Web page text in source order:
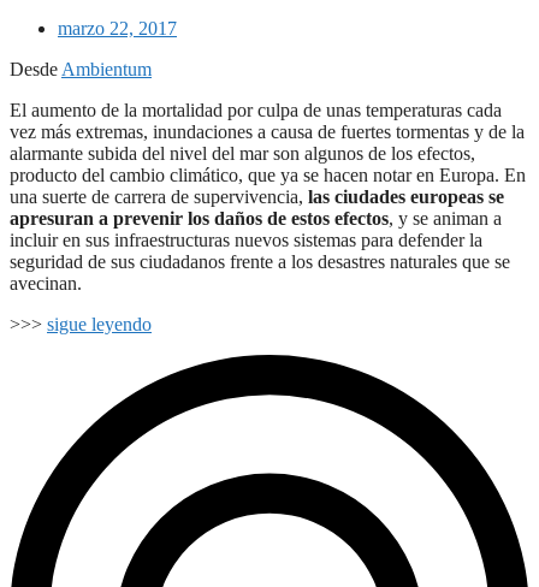
marzo 22, 2017
Desde Ambientum
El aumento de la mortalidad por culpa de unas temperaturas cada
vez más extremas, inundaciones a causa de fuertes tormentas y de la
alarmante subida del nivel del mar son algunos de los efectos,
producto del cambio climático, que ya se hacen notar en Europa. En
una suerte de carrera de supervivencia, las ciudades europeas se
apresuran a prevenir los daños de estos efectos, y se animan a
incluir en sus infraestructuras nuevos sistemas para defender la
seguridad de sus ciudadanos frente a los desastres naturales que se
avecinan.
>>> sigue leyendo